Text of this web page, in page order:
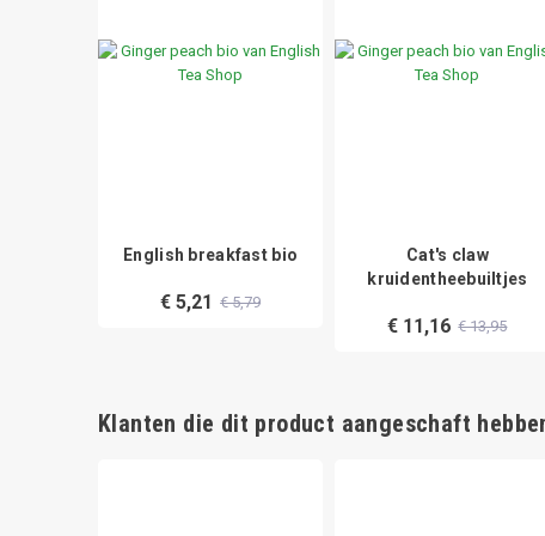
English breakfast bio
€ 5,21 € 5,79
Cat's claw
kruidentheebuiltjes
€ 11,16 € 13,95
Klanten die dit product aangeschaft